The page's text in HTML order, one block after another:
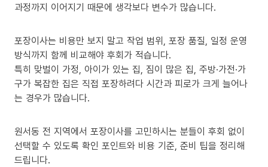
과정까지 이어지기 때문에 생각보다 변수가 많습니다.
포장이사는 비용만 보지 말고 작업 범위, 포장 품질, 일정 운영
방식까지 함께 비교해야 후회가 적습니다.
특히 맞벌이 가정, 아이가 있는 집, 짐이 많은 집, 주방·가전·가
구가 복잡한 집은 직접 포장하려다 시간과 피로가 크게 늘어나
는 경우가 많습니다.
원서동 전 지역에서 포장이사를 고민하시는 분들이 후회 없이
선택할 수 있도록 확인 포인트와 비용 기준, 준비 팁을 정리해
드립니다.